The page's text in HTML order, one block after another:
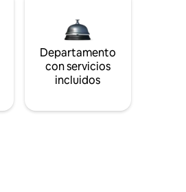
Departamento
con servicios
incluidos